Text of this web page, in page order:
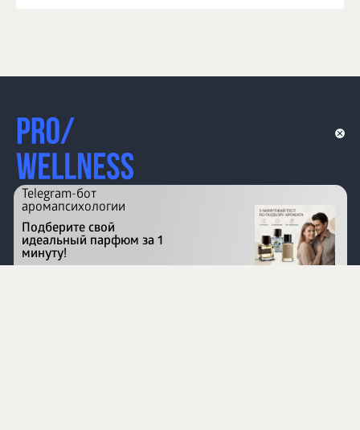
Перейти на сайт
Telegram-бот
аромапсихологии
Подберите свой
идеальный парфюм за 1
минуту!